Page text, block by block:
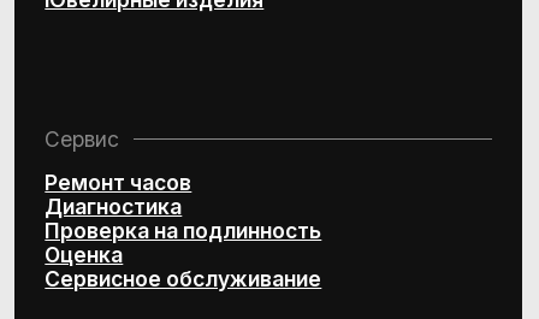
Design by Kchtv
ювелирных изделий